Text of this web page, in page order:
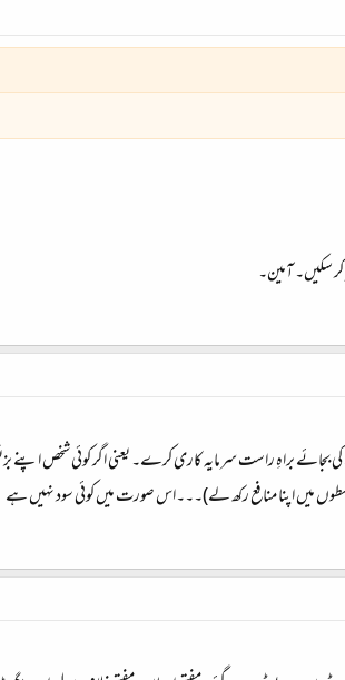
سکیں۔ آمین۔
براہِ راست سرمایہ کاری کرے۔ یعنی اگر کوئی شخص اپنے
میں اپنا منافع رکھ لے)۔۔۔اس صورت میں کوئی سود نہیں ہے